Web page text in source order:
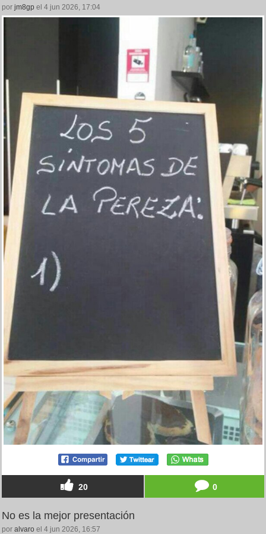
por jm8gp el 4 jun 2026, 17:04
20 0
No es la mejor presentación
por alvaro el 4 jun 2026, 16:57